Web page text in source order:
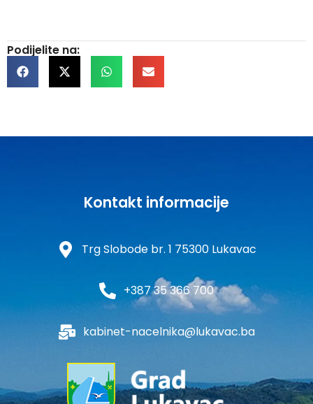
Podijelite na:
Kontakt informacije
Trg Slobode br. 1 75300 Lukavac
+387 35 366 700
kabinet-nacelnika@lukavac.ba